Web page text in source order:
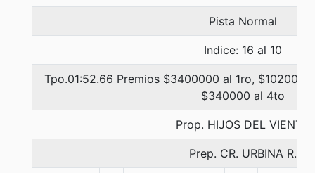
Pista Normal
Indice: 16 al 10
Tpo.01:52.66 Premios $3400000 al 1ro,
$340000 al 4to
Prop. HIJOS DEL VIENTO
Prep. CR. URBINA R.